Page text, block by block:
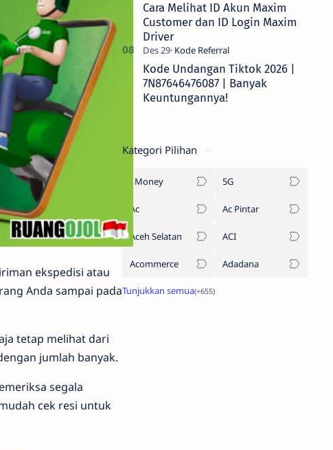
ekspedisi atau
Anda sampai pada
tetap melihat dari
jumlah banyak.
segala
cek resi untuk
Cara Melihat ID Akun Maxim
Customer dan ID Login Maxim
Driver
Kode Undangan Tiktok 2026 |
7N87646476087 | Banyak
Keuntungannya!
Kategori Pilihan
1Money 5G
Ac Ac Pintar
Aceh Selatan ACI
Acommerce Adadana